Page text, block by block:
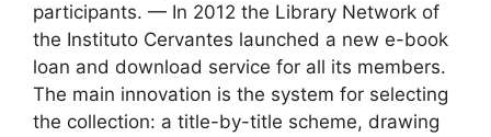
participants. — In 2012 the Library Network of
the Instituto Cervantes launched a new e-book
loan and download service for all its members.
The main innovation is the system for selecting
the collection: a title-by-title scheme, drawing